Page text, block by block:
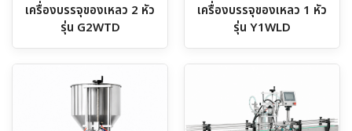
เครื่องบรรจุของเหลว 2 หัว
รุ่น G2WTD
เครื่องบรรจุของเหลว 1 หัว
รุ่น Y1WLD